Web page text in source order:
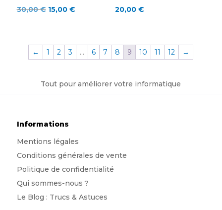
30,00€ Le
était :
30,00 €.
15,00 €Le
est :
15,00 €.
20,00 €
← 1 2 3 … 6 7 8 9 10 11 12 →
Tout pour améliorer votre informatique
Informations
Mentions légales
Conditions générales de vente
Politique de confidentialité
Qui sommes-nous ?
Le Blog : Trucs & Astuces